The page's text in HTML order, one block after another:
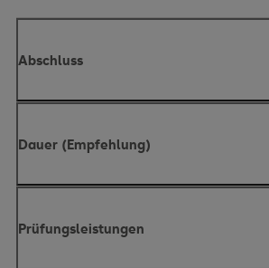
Abschluss
Dauer (Empfehlung)
Prüfungsleistungen